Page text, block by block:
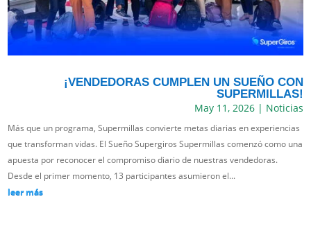
¡VENDEDORAS CUMPLEN UN SUEÑO CON
SUPERMILLAS!
May 11, 2026| Noticias
Más que un programa, Supermillas convierte metas diarias en experiencias
que transforman vidas. El Sueño Supergiros Supermillas comenzó como una
apuesta por reconocer el compromiso diario de nuestras vendedoras.
Desde el primer momento, 13 participantes asumieron el...
leer más